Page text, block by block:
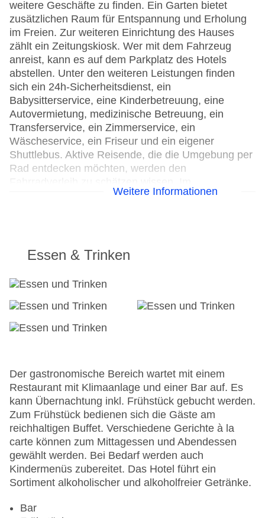
weitere Geschäfte zu finden. Ein Garten bietet
zusätzlichen Raum für Entspannung und Erholung
im Freien. Zur weiteren Einrichtung des Hauses
zählt ein Zeitungskiosk. Wer mit dem Fahrzeug
anreist, kann es auf dem Parkplatz des Hotels
abstellen. Unter den weiteren Leistungen finden
sich ein 24h-Sicherheitsdienst, ein
Babysitterservice, eine Kinderbetreuung, eine
Autovermietung, medizinische Betreuung, ein
Transferservice, ein Zimmerservice, ein
Wäscheservice, ein Friseur und ein eigener
Shuttlebus. Aktive Reisende, die die Umgebung per
Rad entdecken möchten, werden den
Geschäftsbereich sind Faxgerät und Projektor
Parkplatz
Check-in von: 14:00:00
Konferenzraum
Garten: ohne Gebühr
WLAN/WiFi im Hotel
Minimarkt
Anzahl der Konferenzräume: 1
Anzahl der Aufzüge: 1
Zimmerservice
Sonnenterrasse: ohne Gebühr
Gesamtanzahl der Stockwerke: 12
Gesamtanzahl der Zimmer: 712
Pools:Indoor Pool, Outdoor Pool
Zahlungsarten: American Express, Diners Club,
Landeskategorie: 3 Sterne
Weitere Informationen
Essen & Trinken
Der gastronomische Bereich wartet mit einem
Restaurant mit Klimaanlage und einer Bar auf. Es
kann Übernachtung inkl. Frühstück gebucht werden.
Zum Frühstück bedienen sich die Gäste am
reichhaltigen Buffet. Verschiedene Gerichte à la
carte können zum Mittagessen und Abendessen
gewählt werden. Bei Bedarf werden auch
Kindermenüs zubereitet. Das Hotel führt ein
Sortiment alkoholischer und alkoholfreier Getränke.
Bar